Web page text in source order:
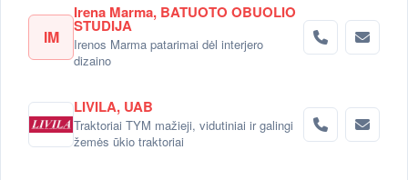
IM
Irena Marma, BATUOTO OBUOLIO
STUDIJA
Irenos Marma patarimai dėl interjero
dizaino
LIVILA, UAB
Traktoriai TYM mažieji, vidutiniai ir galingi
žemės ūkio traktoriai